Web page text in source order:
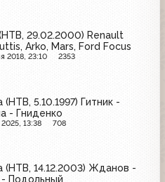
29.02.2000) Renault
Arko, Mars, Ford Focus
2018, 23:10 2353
(НТВ, 5.10.1997) Гитник -
- Гниденко
13:38 708
(НТВ, 14.12.2003) Жданов -
Подольный